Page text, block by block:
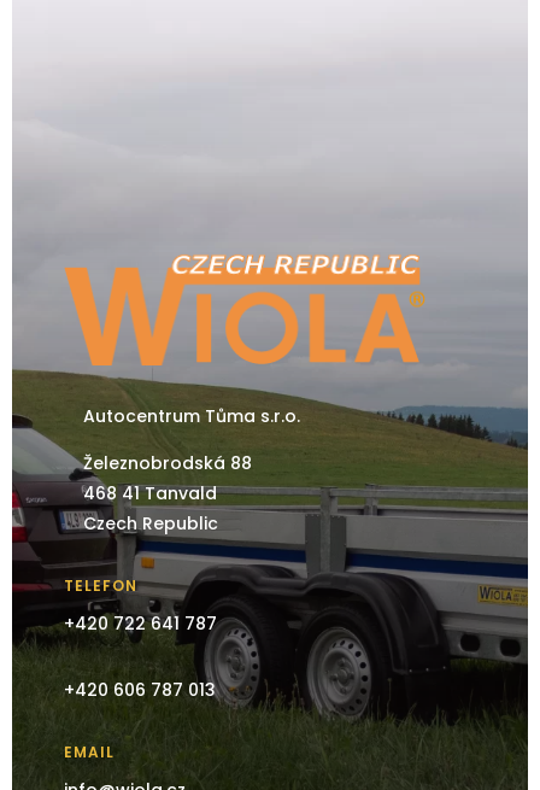
Autocentrum Tůma s.r.o.
Železnobrodská 88
468 41 Tanvald
Czech Republic
TELEFON
+420 722 641 787
+420 606 787 013
EMAIL